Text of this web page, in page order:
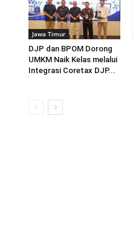
Jawa Timur
DJP dan BPOM Dorong
UMKM Naik Kelas melalui
Integrasi Coretax DJP...